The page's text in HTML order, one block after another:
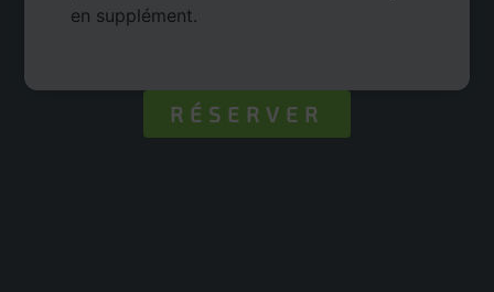
en supplément.
RÉSERVER